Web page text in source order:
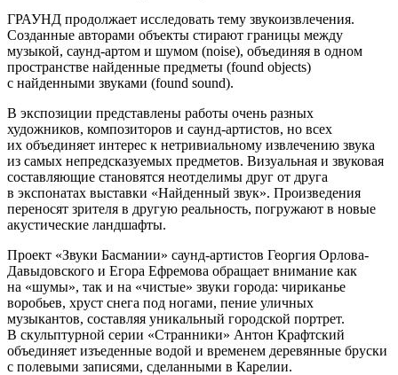
ГРАУНД продолжает исследовать тему звукоизвлечения.
Созданные авторами объекты стирают границы между
музыкой, саунд-артом и шумом (noise), объединяя в одном
пространстве найденные предметы (found objects)
с найденными звуками (found sound).
В экспозиции представлены работы очень разных
художников, композиторов и саунд-артистов, но всех
их объединяет интерес к нетривиальному извлечению звука
из самых непредсказуемых предметов. Визуальная и звуковая
составляющие становятся неотделимы друг от друга
в экспонатах выставки «Найденный звук». Произведения
переносят зрителя в другую реальность, погружают в новые
акустические ландшафты.
Проект «Звуки Басмании» саунд-артистов Георгия Орлова-
Давыдовского и Егора Ефремова обращает внимание как
на «шумы», так и на «чистые» звуки города: чириканье
воробьев, хруст снега под ногами, пение уличных
музыкантов, составляя уникальный городской портрет.
В скульптурной серии «Странники» Антон Крафтский
объединяет изъеденные водой и временем деревянные бруски
с полевыми записями, сделанными в Карелии.